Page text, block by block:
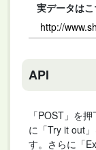
実データはこ
http://
API
「POST」を
に「Try it out
す。さらに「